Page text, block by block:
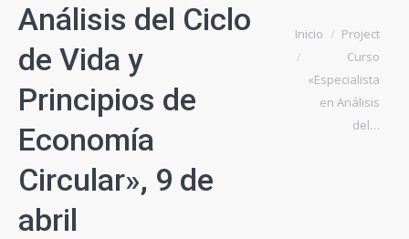
Análisis del Ciclo
de Vida y
Principios de
Economía
Circular», 9 de
abril
Estás aquí:
Inicio
Project
Curso
«Especialista
en Análisis
del…